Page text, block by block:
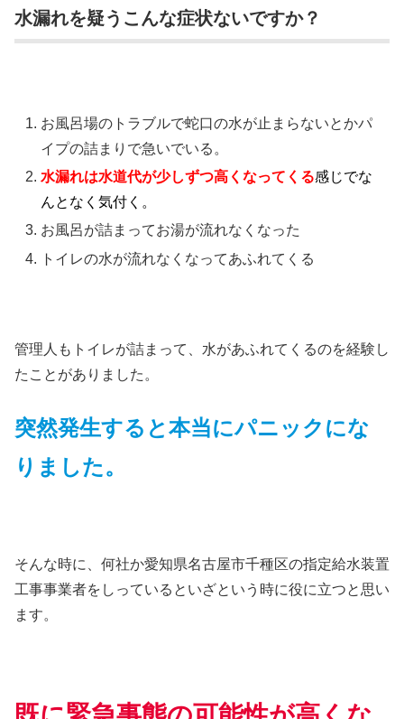
水漏れを疑うこんな症状ないですか？
お風呂場のトラブルで蛇口の水が止まらないとかパ
イプの詰まりで急いでいる。
水漏れは水道代が少しずつ高くなってくる感じでな
んとなく気付く。
お風呂が詰まってお湯が流れなくなった
トイレの水が流れなくなってあふれてくる
管理人もトイレが詰まって、水があふれてくるのを経験し
たことがありました。
突然発生すると本当にパニックにな
りました。
そんな時に、何社か愛知県名古屋市千種区の指定給水装置
工事事業者をしっているといざという時に役に立つと思い
ます。